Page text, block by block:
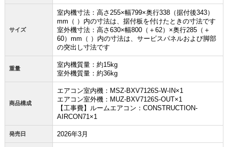
お買い物を続ける カートへ進む
サイズ
室内機寸法：高さ255×幅799×奥行338（据付後343）
mm（ ）内の寸法は、据付板を付けたときの寸法です
室外機寸法：高さ630×幅800（＋62）×奥行285（＋
60）mm（ ）内の寸法は、サービスパネルおよび脚部
の突出し寸法です
重量
室内機質量：約15kg
室外機質量：約36kg
商品構成
エアコン室内機：MSZ-BXV7126S-W-IN×1
エアコン室外機：MUZ-BXV7126S-OUT×1
【工事費】ルームエアコン：CONSTRUCTION-
AIRCON71×1
発売日 2026年3月